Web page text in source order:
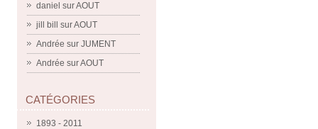
daniel surAOUT
jill bill
surAOUT
Andrée sur JUMENT
Andrée surAOUT
CATÉGORIES
1893 - 2011